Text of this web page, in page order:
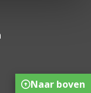
Naar boven